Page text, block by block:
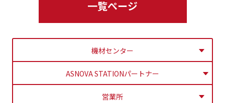
一覧ぺージ
機材センター
ASNOVA STATIONパートナー
営業所